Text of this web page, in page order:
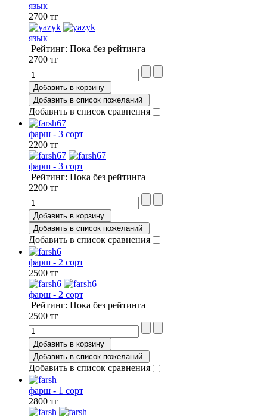
язык
2700 тг
язык
Рейтинг: Пока без рейтинга
2700 тг
Добавить в корзину
Добавить в список пожеланий
Добавить в список сравнения
фарш - 3 сорт
2200 тг
фарш - 3 сорт
Рейтинг: Пока без рейтинга
2200 тг
Добавить в корзину
Добавить в список пожеланий
Добавить в список сравнения
фарш - 2 сорт
2500 тг
фарш - 2 сорт
Рейтинг: Пока без рейтинга
2500 тг
Добавить в корзину
Добавить в список пожеланий
Добавить в список сравнения
фарш - 1 сорт
2800 тг